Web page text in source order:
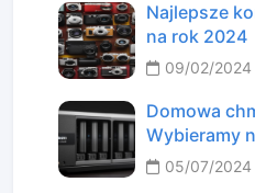
Najlepsze
na rok 2024
09/02/2024
Domowa
Wybieramy
05/07/2024